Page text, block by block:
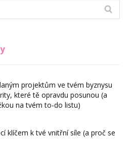
projektům ve tvém byznysu
které tě opravdu posunou (a
na tvém to-do listu)
klíčem k tvé vnitřní síle (a proč se